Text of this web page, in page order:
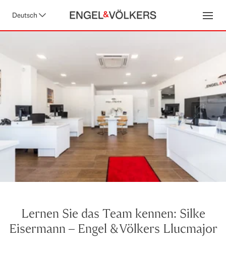
Deutsch
Lernen Sie das Team kennen: Silke
Eisermann – Engel & Völkers Llucmajor